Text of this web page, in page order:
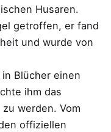
Husaren.
getroffen, er fand
und wurde von
Blücher einen
ihm das
werden. Vom
offiziellen